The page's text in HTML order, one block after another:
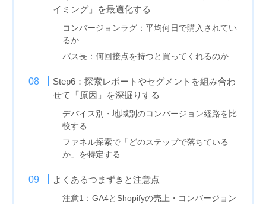
イミング」を最適化する
コンバージョンラグ：平均何日で購入されてい
るか
パス長：何回接点を持つと買ってくれるのか
Step6：探索レポートやセグメントを組み合わ
せて「原因」を深掘りする
デバイス別・地域別のコンバージョン経路を比
較する
ファネル探索で「どのステップで落ちている
か」を特定する
よくあるつまずきと注意点
注意1：GA4とShopifyの売上・コンバージョン